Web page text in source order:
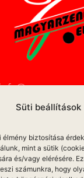
Süti beállítások
élmény biztosítása
mint a sütik
és/vagy elérésére.
számunkra, hogy
IMPRESSZUM
ETIKAI KÓDEX